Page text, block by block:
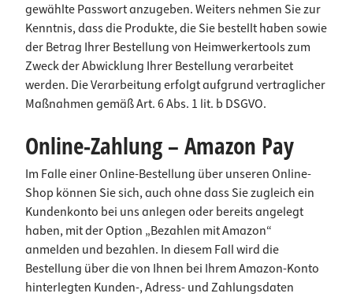
gewählte Passwort anzugeben. Weiters nehmen Sie zur
Kenntnis, dass die Produkte, die Sie bestellt haben sowie
der Betrag Ihrer Bestellung von Heimwerkertools zum
Zweck der Abwicklung Ihrer Bestellung verarbeitet
werden. Die Verarbeitung erfolgt aufgrund vertraglicher
Maßnahmen gemäß Art. 6 Abs. 1 lit. b DSGVO.
Online-Zahlung – Amazon Pay
Im Falle einer Online-Bestellung über unseren Online-
Shop können Sie sich, auch ohne dass Sie zugleich ein
Kundenkonto bei uns anlegen oder bereits angelegt
haben, mit der Option „Bezahlen mit Amazon“
anmelden und bezahlen. In diesem Fall wird die
Bestellung über die von Ihnen bei Ihrem Amazon-Konto
hinterlegten Kunden-, Adress- und Zahlungsdaten